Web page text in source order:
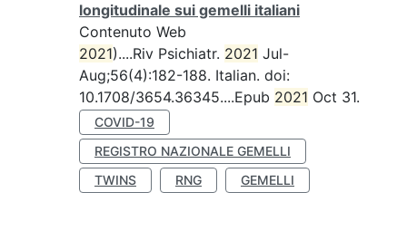
longitudinale sui gemelli italiani
Contenuto Web
2021)....Riv Psichiatr. 2021 Jul-
Aug;56(4):182-188. Italian. doi:
10.1708/3654.36345....Epub 2021 Oct 31.
COVID-19
REGISTRO NAZIONALE GEMELLI
TWINS
RNG GEMELLI